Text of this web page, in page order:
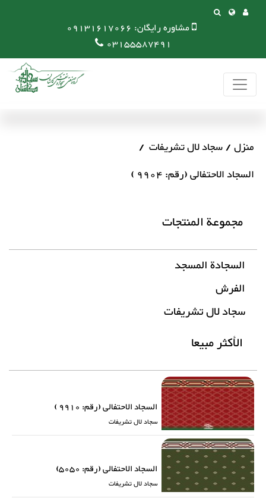
مشاوره رایگان: 09131617066
03155587491
منزل سجاد لال تشریفات
السجاد الاحتفالی (رقم: 9904 )
مجموعة المنتجات
السجادة المسجد
الفرش
سجاد لال تشریفات
الأكثر مبيعا
السجاد الاحتفالی (رقم: 9910 )
سجاد لال تشریفات
السجاد الاحتفالی (رقم: 5050)
سجاد لال تشریفات